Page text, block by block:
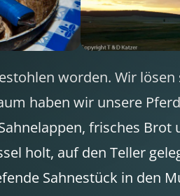
worden. Wir
haben wir unsere
frisches Brot
holt, auf den Teller
Sahnestück in den